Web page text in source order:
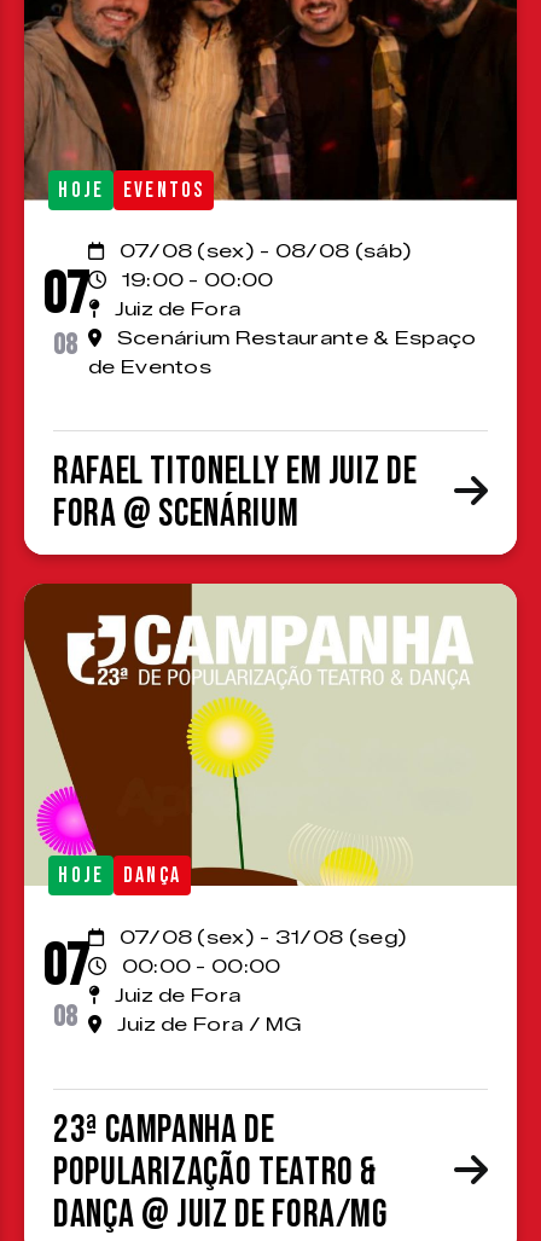
HOJE EVENTOS
07
08
07/08 (sex) - 08/08 (sáb)
19:00 - 00:00
Juiz de Fora
Scenárium Restaurante & Espaço
de Eventos
Rafael Titonelly em Juiz de
Fora @ Scenárium
HOJE DANÇA
07
08
07/08 (sex) - 31/08 (seg)
00:00 - 00:00
Juiz de Fora
Juiz de Fora / MG
23ª Campanha de
Popularização Teatro &
Dança @ Juiz de Fora/MG